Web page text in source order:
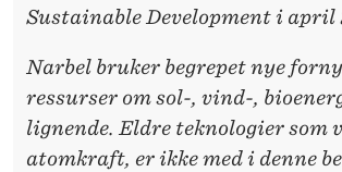
Sustainable Development i april
Narbel bruker begrepet nye
ressurser om sol-, vind-,
lignende. Eldre teknologier som
atomkraft, er ikke med i denne